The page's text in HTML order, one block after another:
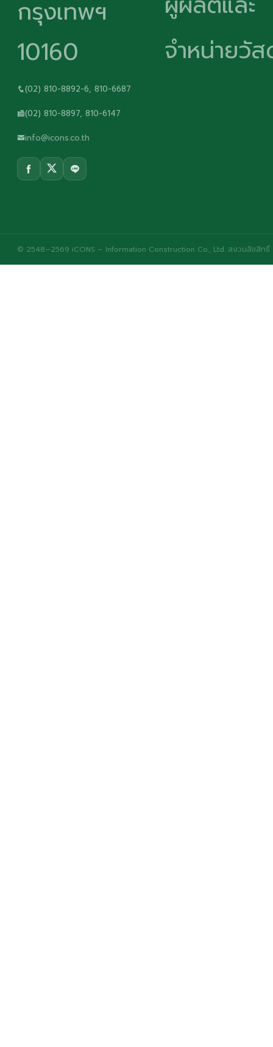
กรุงเทพฯ
10160
(02) 810-8892-6, 810-6687
(02) 810-8897, 810-6147
info@icons.co.th
จำหน่ายวั
© 2548–2569 iCONS – Information Construction Co., Ltd. สงวนลิขสิทธิ์